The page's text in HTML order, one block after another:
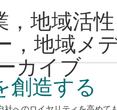
地域活
，地域メ
カイブ
創造する